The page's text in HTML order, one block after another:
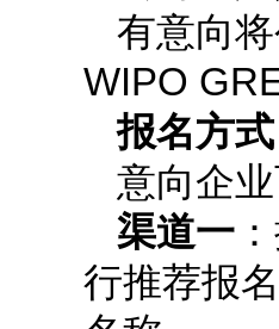
有意向
WIPO
报名方式
意向企
渠道一
行推荐报